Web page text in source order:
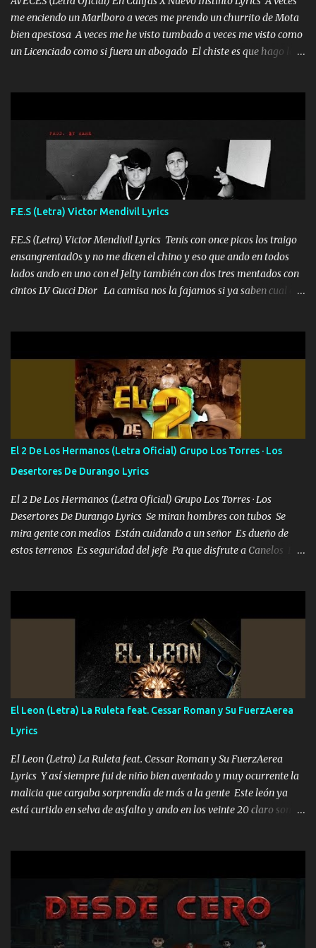
me enciendo un Marlboro a veces me prendo un churrito de Mota
bien apestosa A veces me he visto tumbado a veces me visto como
un Licenciado como si fuera un abogado El chiste es que hago lo
corriente no quieren verte subir de level trucha mis plebes Música
A veces me pongo un sombrero a veces me ven la cachucha de lado
con la mirada siempre en alto A veces me fajó una super o a veces
me fajó una Glock siempre armado todas las generaciones yo
traigo El chiste es que hago lo que quiero pues así soy me mandó
yo tengo el control a todos yo les paro el dedo soy hocicon un
malcriado un malandrón Que Les importa no saben nada falsas
las risas las que me miran hay gente corriente no quieren ve...
F.E.S (Letra) Victor Mendivil Lyrics
F.E.S (Letra) Victor Mendivil Lyrics Tenis con once picos los traigo
ensangrentad0s y no me dicen el chino y eso que ando en todos
lados ando en uno con el Jelty también con dos tres mentados con
cintos LV Gucci Dior La camisa nos la fajamos si ya saben cual es
estándares 110 mil records de pistas no me falta mucho para
verme en las revistas Ya pasé Italia Japón Madrid Milán y también
Francia ropa de 100.000 bolas Louis vuitton es mi fragancia
repleta de presidentes la bolsa estoy en mi pic si no se han dado
cuenta chequeen gráficas del kitch
El 2 De Los Hermanos (Letra Oficial) Grupo Los Torres · Los
Desertores De Durango Lyrics
El 2 De Los Hermanos (Letra Oficial) Grupo Los Torres · Los
Desertores De Durango Lyrics Se miran hombres con tubos Se
mira gente con medios Están cuidando a un señor Es dueño de
estos terrenos Es seguridad del jefe Pa que disfrute a Canelos Es
ni tampoco las mujeres porque es platica de grandes por eso hay
que estar alegres doy las instrucciones para atender los deberes
Música Si es que salta algún problema de confianza tengo gente
ahí está el Hombre Cuarenta y también Pariente 7 arreglan
cualquier problema no más es cuestión que ordené NOS HACE
FALTA UN HERMANO DE CLAVE ERA EL 24 SIEMPRE FUE UN
HOMBRE VALIENTE POR ALGO M'URIÓ PELEAND0 SIEMPRE
VIO POR LA FAMILIA PARA QUE SIGA EL LEGADO Es el DOS de
los HERMANOS un cerebro inteligente y com...
El Leon (Letra) La Ruleta feat. Cessar Roman y Su FuerzAerea
Lyrics
El Leon (Letra) La Ruleta feat. Cessar Roman y Su FuerzAerea
Lyrics Y así siempre fui de niño bien aventado y muy ocurrente la
malicia que cargaba sorprendía de más a la gente Este león ya
está curtido en selva de asfalto y ando en los veinte 20 claro son
pa más pues hay charola les voy a dar hasta topar pues no hay de
otra Música Surcando bien mi camino voy por mi línea no veo a
los lados aquel que no corre vuela no se me duerm voy chicoteado
Ya pasé varias hazañas ya tienen rato que me agarran el colmillo
de este León los estatales no sé esperaron Al tiro esta la PrimiZa